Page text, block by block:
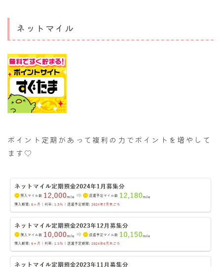
ネットマイル
ポイント定期があって複利の力でポイントを増やして
ます♡